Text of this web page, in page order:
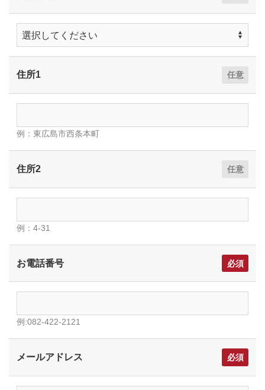
住所1
例：東広島市西条本町
住所2
例：4-31
お電話番号
例:082-422-2121
メールアドレス